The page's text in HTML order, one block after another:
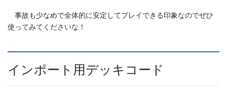
事故も少なめで全体的に安定してプレイできる印象なのでぜひ
使ってみてくださいな！
インポート用デッキコード